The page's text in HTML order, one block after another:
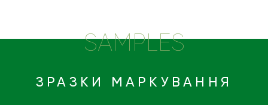
SAMPLES
ЗРАЗКИ МАРКУВАННЯ